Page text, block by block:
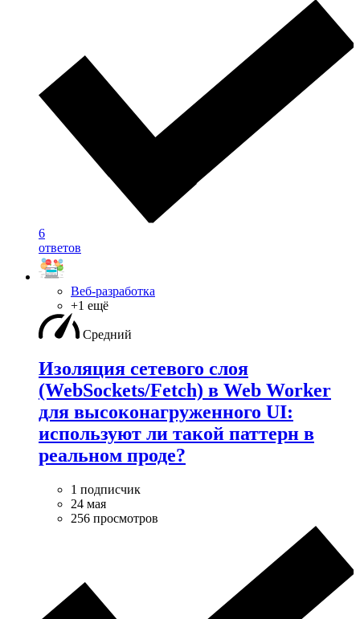
6
ответов
Веб-разработка
+1 ещё
Средний
Изоляция сетевого слоя
(WebSockets/Fetch) в Web Worker
для высоконагруженного UI:
используют ли такой паттерн в
реальном проде?
1 подписчик
24 мая
256 просмотров